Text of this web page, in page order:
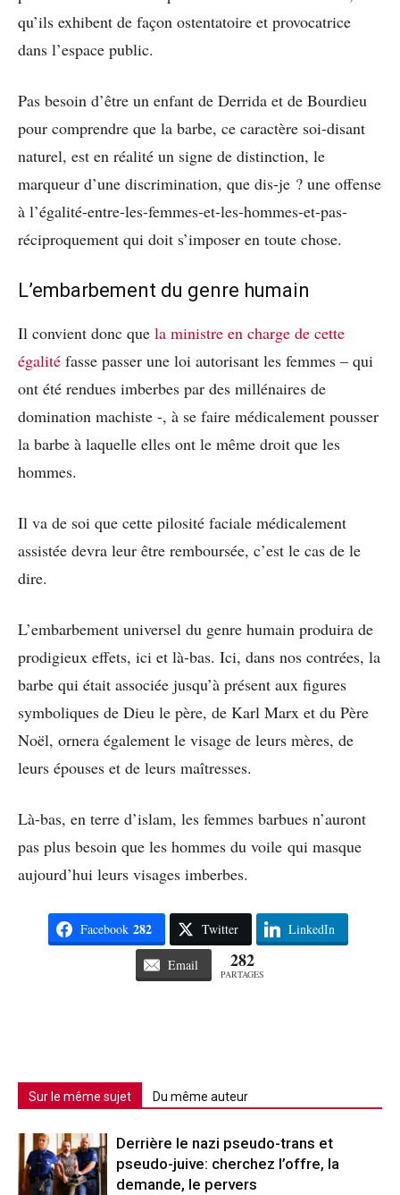
qu’ils exhibent de façon ostentatoire et provocatrice
dans l’espace public.
Pas besoin d’être un enfant de Derrida et de Bourdieu
pour comprendre que la barbe, ce caractère soi-disant
naturel, est en réalité un signe de distinction, le
marqueur d’une discrimination, que dis-je ? une offense
à l’égalité-entre-les-femmes-et-les-hommes-et-pas-
réciproquement qui doit s’imposer en toute chose.
L’embarbement du genre humain
Il convient donc que la ministre en charge de cette
égalité fasse passer une loi autorisant les femmes – qui
ont été rendues imberbes par des millénaires de
domination machiste -, à se faire médicalement pousser
la barbe à laquelle elles ont le même droit que les
hommes.
Il va de soi que cette pilosité faciale médicalement
assistée devra leur être remboursée, c’est le cas de le
dire.
L’embarbement universel du genre humain produira de
prodigieux effets, ici et là-bas. Ici, dans nos contrées, la
barbe qui était associée jusqu’à présent aux figures
symboliques de Dieu le père, de Karl Marx et du Père
Noël, ornera également le visage de leurs mères, de
leurs épouses et de leurs maîtresses.
Là-bas, en terre d’islam, les femmes barbues n’auront
pas plus besoin que les hommes du voile qui masque
aujourd’hui leurs visages imberbes.
Facebook 282 Twitter LinkedIn
Email 282
PARTAGES
Sur le même sujet Du même auteur
Derrière le nazi pseudo-trans et
pseudo-juive: cherchez l’offre, la
demande, le pervers